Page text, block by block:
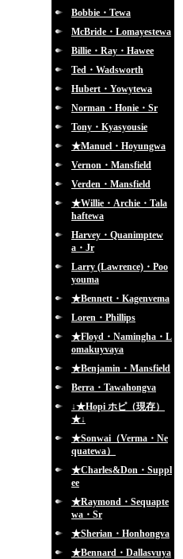
Bobbie・Tewa
McBride・Lomayestewa
Billie・Ray・Hawee
Ted・Wadsworth
Hubert・Yowytewa
Norman・Honie・Sr
Tony・Kyasyousie
★Manuel・Hoyungwa
Vernon・Mansfield
Verden・Mansfield
★Willie・Archie・Tala
haftewa
Harvey・Quanimptew
a・Jr
Larry (Lawrence)・Poo
youma
★Bennett・Kagenvema
Loren・Phillips
★Floyd・Namingha・L
omakuyvaya
★Benjamin・Mansfield
Berra・Tawahongva
↓★Hopi ホピ（現存）
★↓
★Sonwai（Verma・Ne
quatewa）
★Charles&Don・Suppl
ee
★Raymond・Sequapte
wa・Sr
★Sherian・Honhongva
★Bennard・Dallasvuya